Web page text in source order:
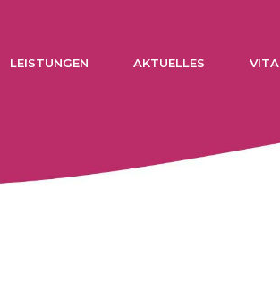
LEISTUNGEN AKTUELLES VITA